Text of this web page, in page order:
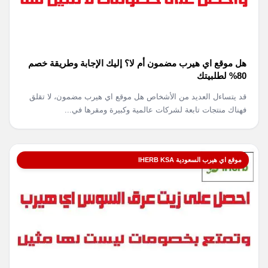
هل موقع اي هيرب مضمون أم لا؟ إليك الإجابة وطريقة خصم
80% لطلبيتك
قد يتساءل العديد من الأشخاص هل موقع اي هيرب مضمون، لا تقلق
فهناك منتجات تابعة لشركات عالمية وكبيرة ومقرها في...
موقع اي هيرب السعودية IHERB KSA